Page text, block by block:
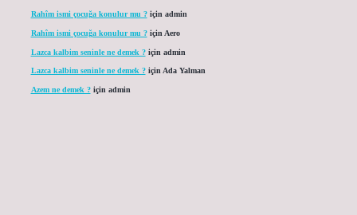
Rahîm ismi çocuğa konulur mu ?için admin
Rahîm ismi çocuğa konulur mu ?için Aero
Lazca kalbim seninle ne demek ?için admin
Lazca kalbim seninle ne demek ?için Ada Yalman
Azem ne demek ?için admin